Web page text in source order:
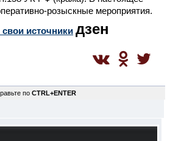
розыскные мероприятия.
свои источники дзен
по CTRL+ENTER